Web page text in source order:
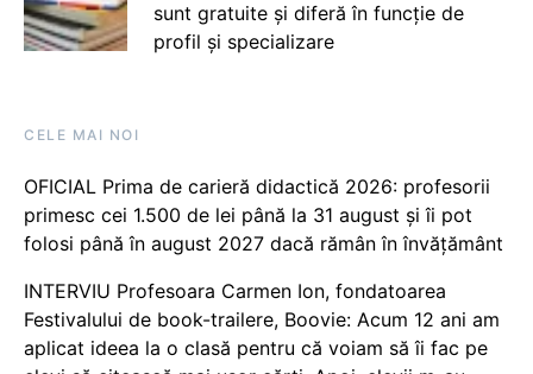
sunt gratuite și diferă în funcție de
profil și specializare
CELE MAI NOI
OFICIAL Prima de carieră didactică 2026: profesorii
primesc cei 1.500 de lei până la 31 august și îi pot
folosi până în august 2027 dacă rămân în învățământ
INTERVIU Profesoara Carmen Ion, fondatoarea
Festivalului de book-trailere, Boovie: Acum 12 ani am
aplicat ideea la o clasă pentru că voiam să îi fac pe